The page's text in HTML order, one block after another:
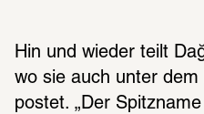
Hin und wieder teilt
wo sie auch unter dem
postet. „Der